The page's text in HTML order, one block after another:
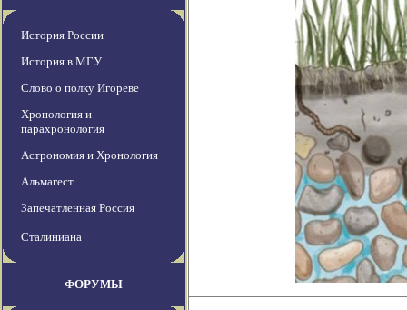
История России
История в МГУ
Слово о полку Игореве
Хронология и
парахронология
Астрономия и Хронология
Альмагест
Запечатленная Россия
Сталиниана
ФОРУМЫ